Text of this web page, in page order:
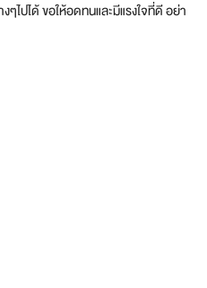
ไปได้ ขอให้อดทนและมีแรงใจที่ดี อย่า